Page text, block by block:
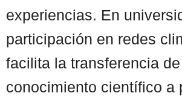
experiencias. En
participación en redes
facilita la transferencia de
conocimiento científico a